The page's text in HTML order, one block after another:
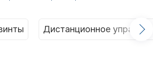
Дистанционное